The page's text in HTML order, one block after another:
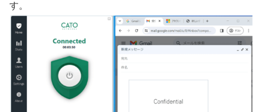
す。